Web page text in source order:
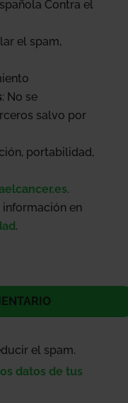
Contra el
el spam,
: No se
salvo por
portabilidad,
.
información en
.
el spam.
datos de tus